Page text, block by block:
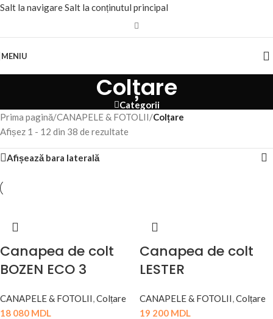
Salt la navigareSalt la conținutul principal
MENIU
Colțare
Categorii
Prima pagină/CANAPELE & FOTOLII/Colțare
Afișez 1 - 12 din 38 de rezultate
Afișează bara laterală
Canapea de colt
BOZEN ECO 3
CANAPELE & FOTOLII,Colțare
18 080 MDL
Canapea de colt
LESTER
CANAPELE & FOTOLII,Colțare
19 200 MDL